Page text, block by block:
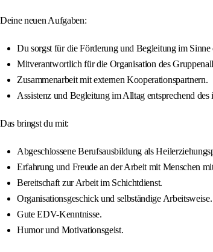
Deine neuen Aufgaben:
Du sorgst für die Förderung und Begleitung im
Mitverantwortlich für die Organisation des
Zusammenarbeit mit externen Kooperationspartnern.
Assistenz und Begleitung im Alltag entsprechend
Das bringst du mit:
Abgeschlossene Berufsausbildung als
Erfahrung und Freude an der Arbeit mit Menschen
Bereitschaft zur Arbeit im Schichtdienst.
Organisationsgeschick und selbständige Arbeitsweise.
Gute EDV-Kenntnisse.
Humor und Motivationsgeist.